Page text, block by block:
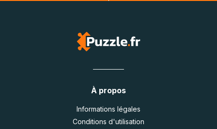
À propos
Informations légales
Conditions d'utilisation